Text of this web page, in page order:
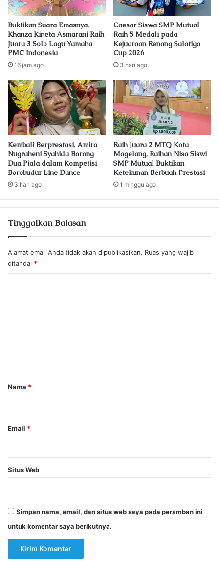
a
d
d
r
e
s
s
Buktikan Suara Emasnya,
Khanza Kineta Asmarani Raih
Juara 3 Solo Lagu Yamaha
PMC Indonesia
16 jam ago
Caesar Siswa SMP Mutual
Raih 5 Medali pada
Kejuaraan Renang Salatiga
Cup 2026
3 hari ago
Kembali Berprestasi, Amira
Nugraheni Syahida Borong
Dua Piala dalam Kompetisi
Borobudur Line Dance
3 hari ago
Raih Juara 2 MTQ Kota
Magelang, Raihan Nisa Siswi
SMP Mutual Buktikan
Ketekunan Berbuah Prestasi
1 minggu ago
Tinggalkan Balasan
Alamat email Anda tidak akan dipublikasikan. Ruas yang wajib
ditandai *
rNama *
Email *
Situs Web
Simpan nama, email, dan situs web saya pada peramban ini
untuk komentar saya berikutnya.